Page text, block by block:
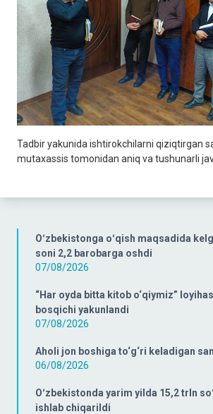
Oʻzbekistonga oʻqish maqsadida
soni 2,2 barobarga oshdi
07/08/2026
“Har oyda bitta kitob o‘qiymiz”
bosqichi yakunlandi
07/08/2026
Aholi jon boshiga to‘g‘ri keladigan
06/08/2026
Oʻzbekistonda yarim yilda 15,2 trln
ishlab chiqarildi
Tadbir yakunida ishtirokchilarni qiziqtirgan
mutaxassis tomonidan aniq va tushunarli